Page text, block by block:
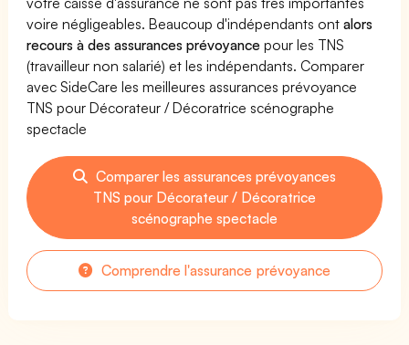
voire négligeables. Beaucoup d'indépendants ontalors
recours à des assurances prévoyance pour les TNS
(travailleur non salarié) et les indépendants. Comparer
avec SideCare les meilleures assurances prévoyance
TNS pour Décorateur / Décoratrice scénographe
spectacle
Comparer les assurances prévoyances
TNS pour Décorateur / Décoratrice
scénographe spectacle
Comprendre l'assurance prévoyance